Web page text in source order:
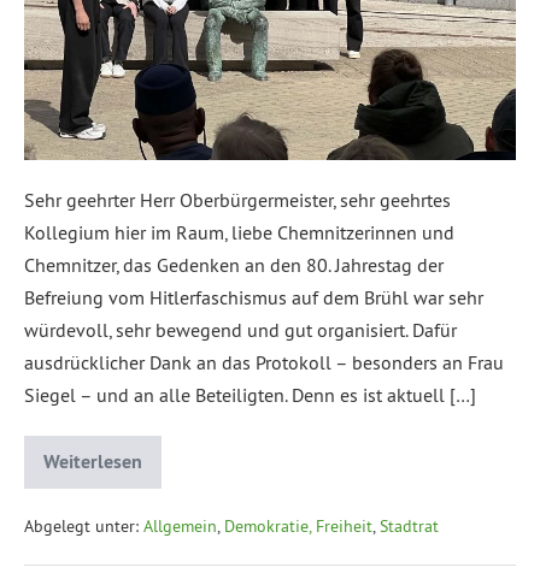
Sehr geehrter Herr Oberbürgermeister, sehr geehrtes
Kollegium hier im Raum, liebe Chemnitzerinnen und
Chemnitzer, das Gedenken an den 80. Jahrestag der
Befreiung vom Hitlerfaschismus auf dem Brühl war sehr
würdevoll, sehr bewegend und gut organisiert. Dafür
ausdrücklicher Dank an das Protokoll – besonders an Frau
Siegel – und an alle Beteiligten. Denn es ist aktuell […]
Weiterlesen
Abgelegt unter: Allgemein, Demokratie, Freiheit,Stadtrat